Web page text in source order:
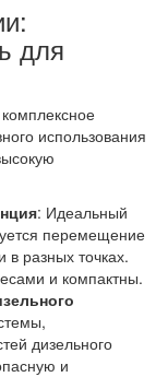
для
использования
: Идеальный
перемещение
в разных точках.
и компактны.
дизельного
и